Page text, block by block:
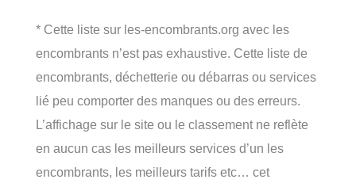
* Cette liste sur les-encombrants.org avec les
encombrants n’est pas exhaustive. Cette liste de
encombrants, déchetterie ou débarras ou services
lié peu comporter des manques ou des erreurs.
L’affichage sur le site ou le classement ne reflète
en aucun cas les meilleurs services d’un les
encombrants, les meilleurs tarifs etc… cet